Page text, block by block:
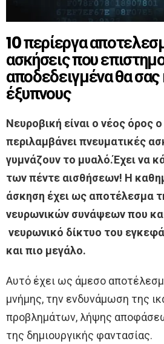
10 περίεργα
ασκήσεις που
αποδεδειγμένα θα σας
έξυπνους
Νευροβική είναι ο νέος όρος
περιλαμβάνει πνευματικές
γυμνάζουν το μυαλό.Έχει να
των πέντε αισθήσεων! Η
άσκηση έχει ως αποτέλεσμα
νευρωνικών συνάψεων που
νευρωνικό δίκτυο του
και πιο μεγάλο.
Αυτό έχει ως άμεσο
μνήμης, την ενδυνάμωση της
προβλημάτων, λήψης
της δημιουργικής φαντασίας.